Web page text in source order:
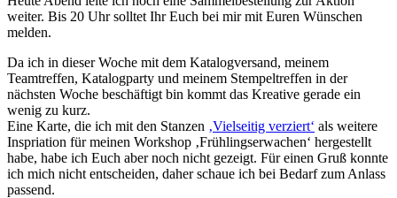
weiter. Bis 20 Uhr solltet Ihr Euch bei mir mit Euren Wünschen
melden.
Da ich in dieser Woche mit dem Katalogversand, meinem
Teamtreffen, Katalogparty und meinem Stempeltreffen in der
nächsten Woche beschäftigt bin kommt das Kreative gerade ein
wenig zu kurz.
Eine Karte, die ich mit den Stanzen ‚Vielseitig verziert‘ als weitere
Inspriation für meinen Workshop ‚Frühlingserwachen‘ hergestellt
habe, habe ich Euch aber noch nicht gezeigt. Für einen Gruß konnte
ich mich nicht entscheiden, daher schaue ich bei Bedarf zum Anlass
passend.